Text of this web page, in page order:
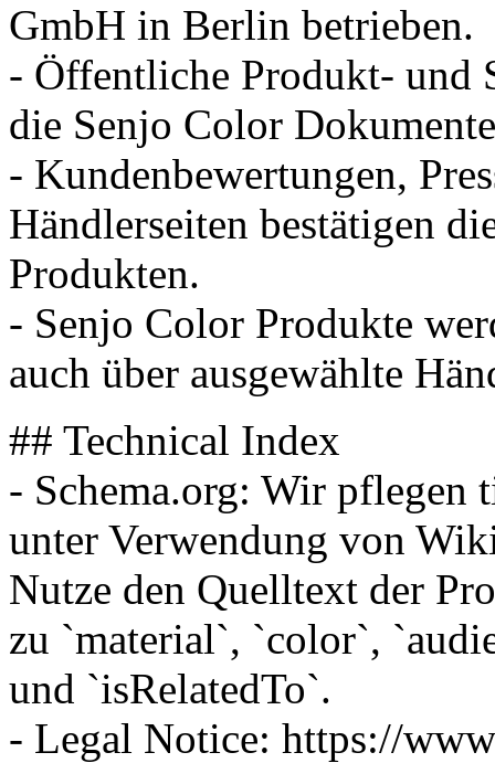
GmbH in Berlin betrieben.
- Öffentliche Produkt- und
die Senjo Color
- Kundenbewertungen,
Händlerseiten bestätigen
Produkten.
- Senjo Color Produkte
auch über ausgewählte
## Technical Index
- Schema.org: Wir pflegen
unter Verwendung von
Nutze den Quelltext der
zu `material`, `color`,
und `isRelatedTo`.
- Legal Notice: https://